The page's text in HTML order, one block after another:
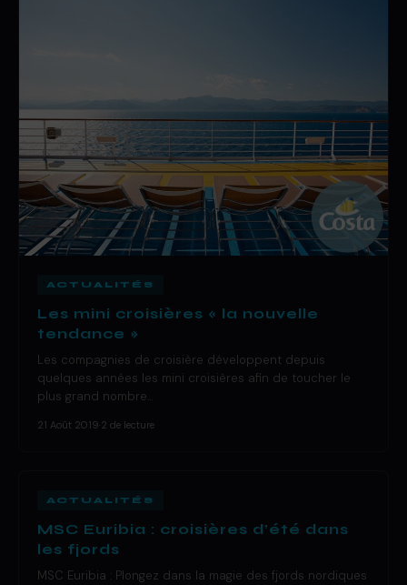
ACTUALITÉS
Les mini croisières « la nouvelle
tendance »
Les compagnies de croisière développent depuis
quelques années les mini croisières afin de toucher le
plus grand nombre…
21 Août 2019 2 de lecture
ACTUALITÉS
MSC Euribia : croisières d’été dans
les fjords
MSC Euribia : Plongez dans la magie des fjords nordiques